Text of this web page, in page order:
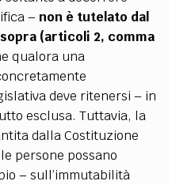
– non è tutelato dal
(articoli 2, comma
qualora una
deve ritenersi – in
esclusa. Tuttavia, la
dalla Costituzione
persone possano
– sull’immutabilità